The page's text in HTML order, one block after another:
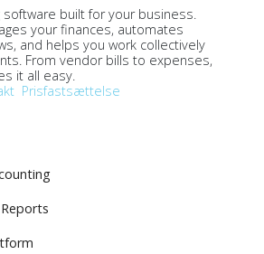
software built for your business.
your finances, automates
and helps you work collectively
From vendor bills to expenses,
it all easy.
Prisfastsættelse